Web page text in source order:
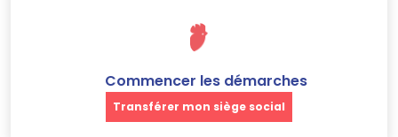
Commencer les démarches
Transférer mon siège social